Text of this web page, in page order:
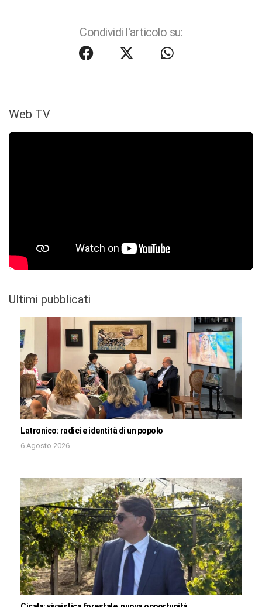
Condividi l'articolo su:
Web TV
Ultimi pubblicati
Latronico: radici e identità di un popolo
6 Agosto 2026